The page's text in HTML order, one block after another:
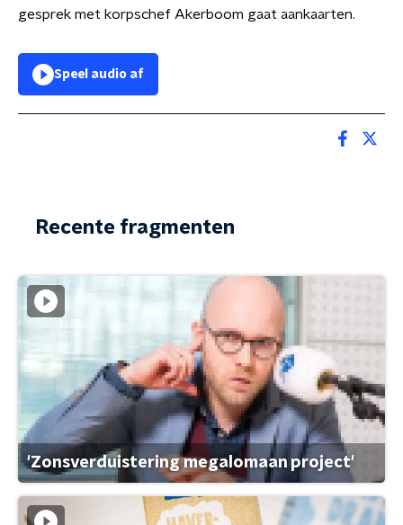
gesprek met korpschef Akerboom gaat aankaarten.
Speel audio af
Recente fragmenten
'Zonsverduistering megalomaan project'